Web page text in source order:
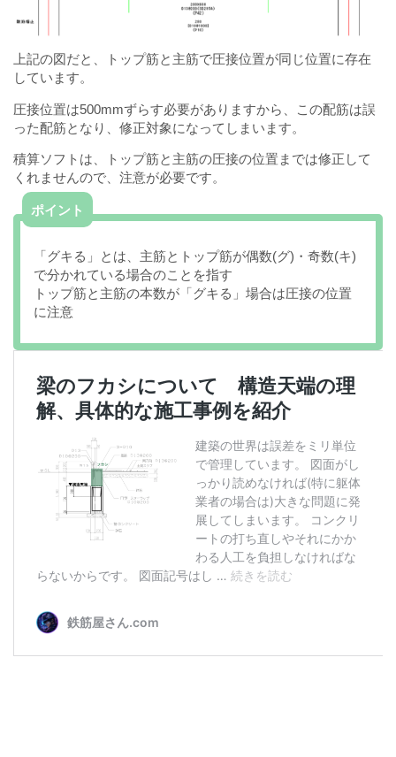
上記の図だと、トップ筋と主筋で圧接位置が同じ位置に存在
しています。
圧接位置は500mmずらす必要がありますから、この配筋は誤
った配筋となり、修正対象になってしまいます。
積算ソフトは、トップ筋と主筋の圧接の位置までは修正して
くれませんので、注意が必要です。
ポイント
「グキる」とは、主筋とトップ筋が偶数(グ)・奇数(キ)
で分かれている場合のことを指す
トップ筋と主筋の本数が「グキる」場合は圧接の位置
に注意